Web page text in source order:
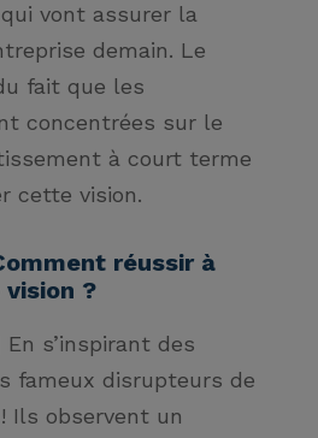
vont assurer la
demain. Le
fait que les
concentrées sur le
à court terme
cette vision.
réussir à
?
s’inspirant des
fameux disrupteurs de
Ils observent un